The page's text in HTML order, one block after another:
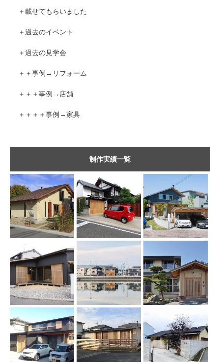
＋載せてもらいました
＋過去のイベント
＋過去の見学会
＋＋事例→リフォーム
＋＋＋事例→店舗
＋＋＋＋事例→家具
制作実績一覧